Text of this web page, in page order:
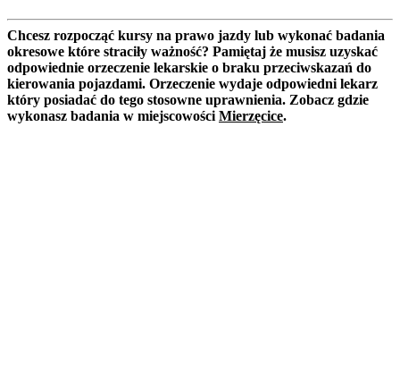
Chcesz rozpocząć kursy na prawo jazdy lub wykonać badania
okresowe które straciły ważność? Pamiętaj że musisz uzyskać
odpowiednie orzeczenie lekarskie o braku przeciwskazań do
kierowania pojazdami. Orzeczenie wydaje odpowiedni lekarz
który posiadać do tego stosowne uprawnienia. Zobacz gdzie
wykonasz badania w miejscowości Mierzęcice.